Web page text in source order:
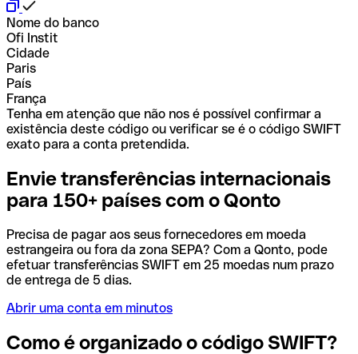
Nome do banco
Ofi Instit
Cidade
Paris
País
França
Tenha em atenção que não nos é possível confirmar a
existência deste código ou verificar se é o código SWIFT
exato para a conta pretendida.
Envie transferências internacionais
para 150+ países com o Qonto
Precisa de pagar aos seus fornecedores em moeda
estrangeira ou fora da zona SEPA? Com a Qonto, pode
efetuar transferências SWIFT em 25 moedas num prazo
de entrega de 5 dias.
Abrir uma conta em minutos
Como é organizado o código SWIFT?